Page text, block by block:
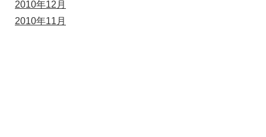
2010年12月
2010年11月